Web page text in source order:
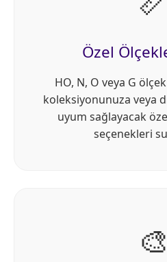
Özel
HO, N, O veya G
koleksiyonunuza veya
uyum sağlayacak
seçenekleri
🎨